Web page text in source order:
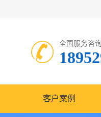
全国服务咨
客户案例